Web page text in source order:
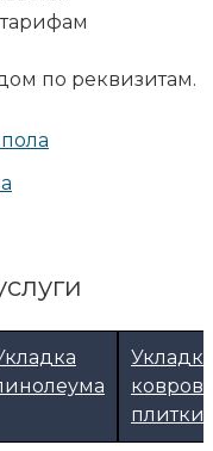
по реквизитам.
Укладка
плитки